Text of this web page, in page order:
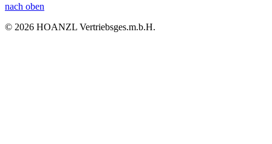
nach oben
© 2026 HOANZL Vertriebsges.m.b.H.